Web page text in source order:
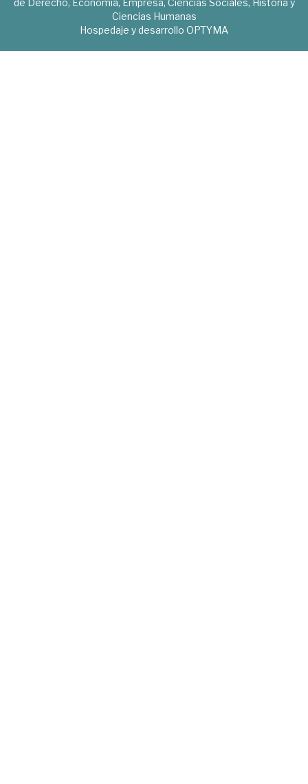
de Derecho, Economía, Empresa, Ciencias Sociales, Historia y
Ciencias Humanas
Hospedaje y desarrollo OPTYMA